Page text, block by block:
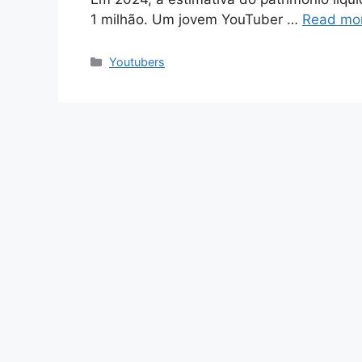
1 milhão. Um jovem YouTuber … Read
Categories
Youtubers